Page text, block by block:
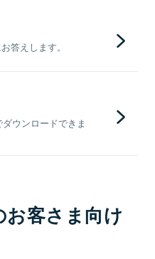
答えします。
ウンロードできま
お客さま向け